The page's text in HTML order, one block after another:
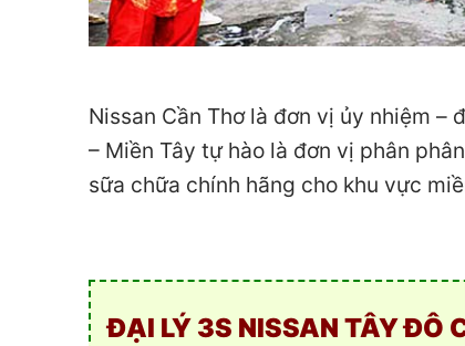
Nissan Cần Thơ là đơn vị ủy nhiệm –
– Miền Tây tự hào là đơn vị phân
sữa chữa chính hãng cho khu vực
ĐẠI LÝ 3S NISSAN TÂY ĐÔ